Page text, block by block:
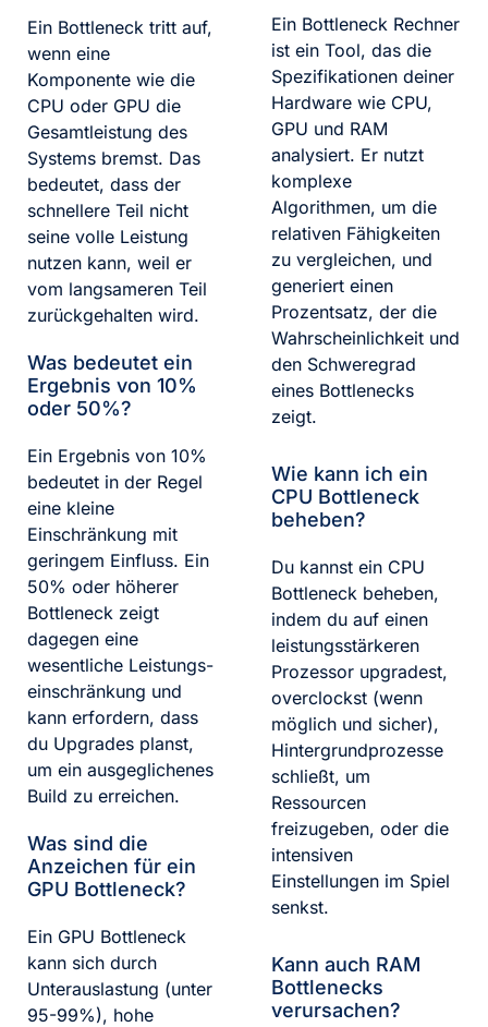
Ein Bottleneck tritt auf,
wenn eine
Komponente wie die
CPU oder GPU die
Gesamtleistung des
Systems bremst. Das
bedeutet, dass der
schnellere Teil nicht
seine volle Leistung
nutzen kann, weil er
vom langsameren Teil
zurückgehalten wird.
Was bedeutet ein
Ergebnis von 10%
oder 50%?
Ein Ergebnis von 10%
bedeutet in der Regel
eine kleine
Einschränkung mit
geringem Einfluss. Ein
50% oder höherer
Bottleneck zeigt
dagegen eine
wesentliche Leistungs­
einschränkung und
kann erfordern, dass
du Upgrades planst,
um ein ausgeglichenes
Build zu erreichen.
Was sind die
Anzeichen für ein
GPU Bottleneck?
Ein GPU Bottleneck
kann sich durch
Unterauslastung (unter
95-99%), hohe
Ein Bottleneck Rechner
ist ein Tool, das die
Spezifikationen deiner
Hardware wie CPU,
GPU und RAM
analysiert. Er nutzt
komplexe
Algorithmen, um die
relativen Fähigkeiten
zu vergleichen, und
generiert einen
Prozentsatz, der die
Wahrscheinlichkeit und
den Schweregrad
eines Bottlenecks
zeigt.
Wie kann ich ein
CPU Bottleneck
beheben?
Du kannst ein CPU
Bottleneck beheben,
indem du auf einen
leistungsstärkeren
Prozessor upgradest,
overclockst (wenn
möglich und sicher),
Hintergrundprozesse
schließt, um
Ressourcen
freizugeben, oder die
intensiven
Einstellungen im Spiel
senkst.
Kann auch RAM
Bottlenecks
verursachen?